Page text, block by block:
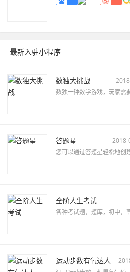
最新入驻小程序
数独大挑战
数独一种数学游戏，玩家需
答题星
2018-
您可以通过答题星轻松地创
全阶人生考试
各种考试题，题库，初中，
运动步数有氧达人